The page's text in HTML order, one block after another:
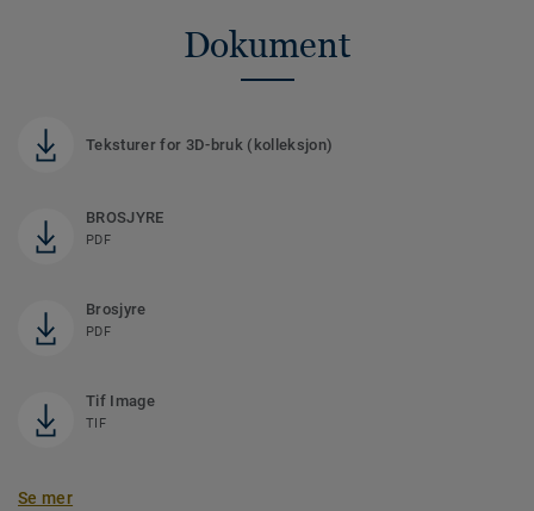
Dokument
Teksturer for 3D-bruk (kolleksjon)
BROSJYRE
PDF
Brosjyre
PDF
Tif Image
TIF
Se mer